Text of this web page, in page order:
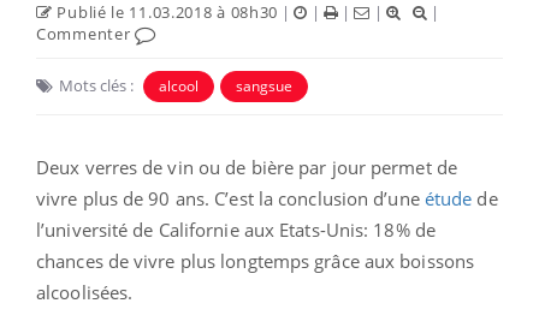
Publié le 11.03.2018 à 08h30 | | | |
|
Commenter
Mots clés : alcool sangsue
Deux verres de vin ou de bière par jour permet de
vivre plus de 90 ans. C’est la conclusion d’une étude de
l’université de Californie aux Etats-Unis: 18% de
chances de vivre plus longtemps grâce aux boissons
alcoolisées.